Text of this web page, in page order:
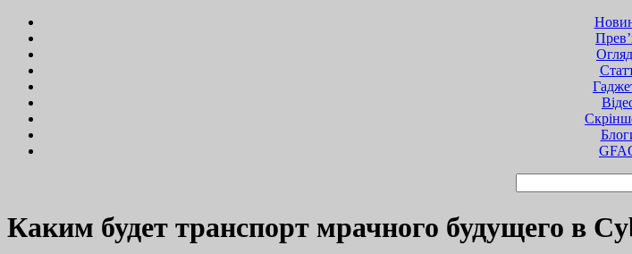
Каким будет транспорт мрачного будущего в